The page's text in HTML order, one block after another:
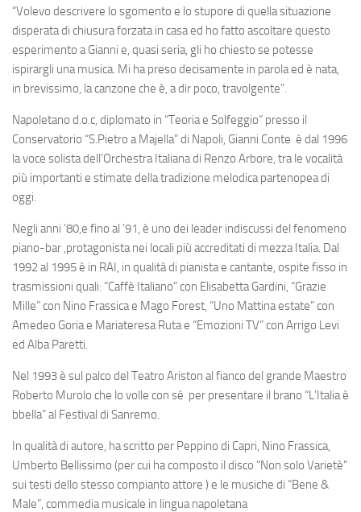
“Volevo descrivere lo sgomento e lo stupore di quella situazione
disperata di chiusura forzata in casa ed ho fatto ascoltare questo
esperimento a Gianni e, quasi seria, gli ho chiesto se potesse
ispirargli una musica. Mi ha preso decisamente in parola ed è nata,
in brevissimo, la canzone che è, a dir poco, travolgente”.
Napoletano d.o.c, diplomato in “Teoria e Solfeggio” presso il
Conservatorio “S.Pietro a Majella” di Napoli, Gianni Conte è dal 1996
la voce solista dell’Orchestra Italiana di Renzo Arbore, tra le vocalità
più importanti e stimate della tradizione melodica partenopea di
oggi.
Negli anni ’80,e fino al ’91, è uno dei leader indiscussi del fenomeno
piano-bar ,protagonista nei locali più accreditati di mezza Italia. Dal
1992 al 1995 è in RAI, in qualità di pianista e cantante, ospite fisso in
trasmissioni quali: “Caffè Italiano” con Elisabetta Gardini, “Grazie
Mille” con Nino Frassica e Mago Forest, “Uno Mattina estate” con
Amedeo Goria e Mariateresa Ruta e “Emozioni TV” con Arrigo Levi
ed Alba Paretti.
Nel 1993 è sul palco del Teatro Ariston al fianco del grande Maestro
Roberto Murolo che lo volle con sé per presentare il brano “L’Italia è
bbella” al Festival di Sanremo.
In qualità di autore, ha scritto per Peppino di Capri, Nino Frassica,
Umberto Bellissimo (per cui ha composto il disco “Non solo Varietè”
sui testi dello stesso compianto attore ) e le musiche di “Bene &
Male”, commedia musicale in lingua napoletana